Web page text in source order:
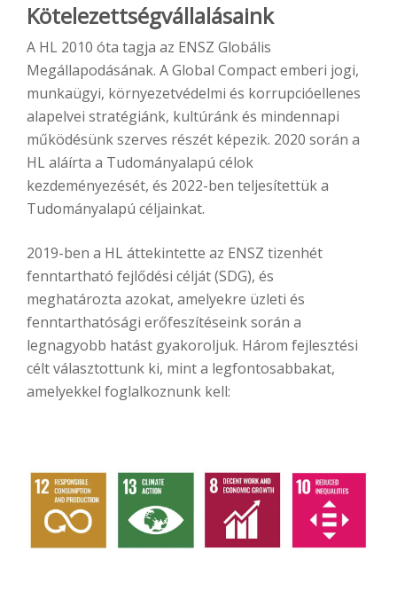
Kötelezettségvállalásaink
A HL 2010 óta tagja az ENSZ Globális
Megállapodásának. A Global Compact emberi jogi,
munkaügyi, környezetvédelmi és korrupcióellenes
alapelvei stratégiánk, kultúránk és mindennapi
működésünk szerves részét képezik. 2020 során a
HL aláírta a Tudományalapú célok
kezdeményezését, és 2022-ben teljesítettük a
Tudományalapú céljainkat.
2019-ben a HL áttekintette az ENSZ tizenhét
fenntartható fejlődési célját (SDG), és
meghatározta azokat, amelyekre üzleti és
fenntarthatósági erőfeszítéseink során a
legnagyobb hatást gyakoroljuk. Három fejlesztési
célt választottunk ki, mint a legfontosabbakat,
amelyekkel foglalkoznunk kell: